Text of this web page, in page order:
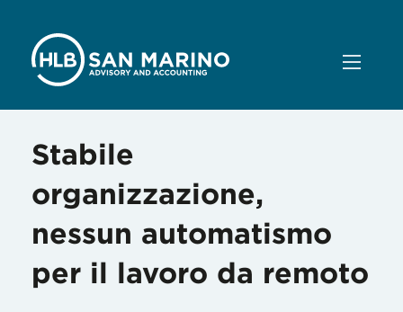
Stabile
organizzazione,
nessun automatismo
per il lavoro da remoto